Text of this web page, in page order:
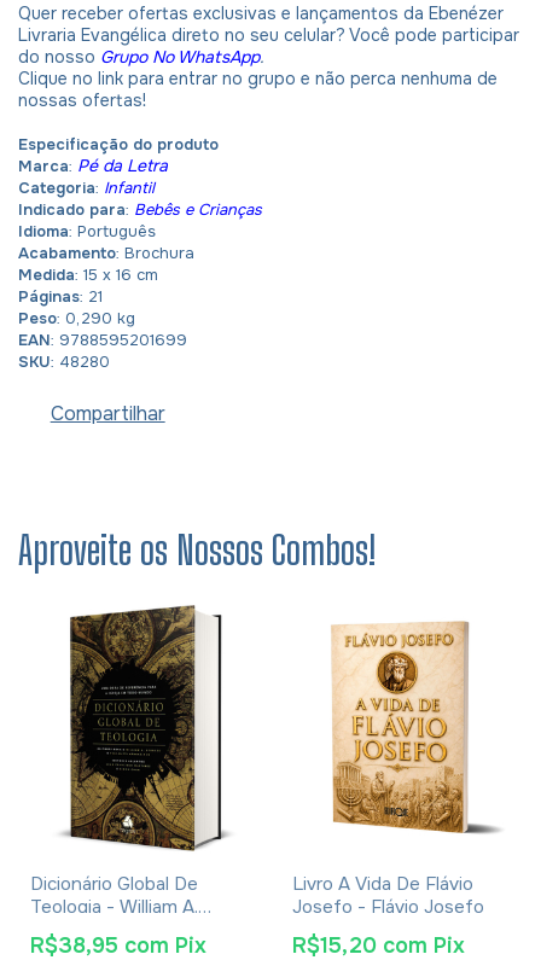
Quer receber ofertas exclusivas e lançamentos da Ebenézer
Livraria Evangélica direto no seu celular? Você pode participar
do nosso Grupo No WhatsApp.
Clique no link para entrar no grupo e não perca nenhuma de
nossas ofertas!
Especificação do produto
Marca: Pé da Letra
Categoria: Infantil
Indicado para: Bebês e Crianças
Idioma: Português
Acabamento: Brochura
Medida: 15 x 16 cm
Páginas: 21
Peso: 0,290 kg
EAN: 9788595201699
SKU: 48280
Compartilhar
Aproveite os Nossos Combos!
Dicionário Global De
Teologia - William A.
Dyrness
R$38,95 com Pix
Livro A Vida De Flávio
Josefo - Flávio Josefo
R$15,20 com Pix